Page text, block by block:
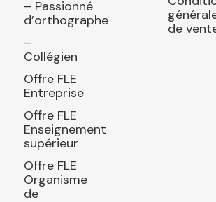
– Passionné
d’orthographe
–
Collégien
Offre FLE
Entreprise
Offre FLE
Enseignement
supérieur
Offre FLE
Organisme
de
de